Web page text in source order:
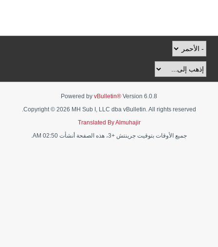
Powered by vBulletin® Version 6.0.8
Copyright © 2026 MH Sub I, LLC dba vBulletin. All rights reserved.
Translated By Almuhajir
جميع الأوقات بتوقيت جرينتش +3، هذه الصفحة أنشأت 02:50 AM.